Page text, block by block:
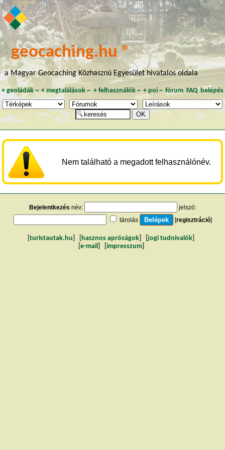
geocaching.hu ®
a Magyar Geocaching Közhasznú Egyesület hivatalos oldala
+geoládák~ + megtalálások ~ + felhasználók~ + poi~ fórum FAQ belépés
Nem található a megadott felhasználónév.
Bejelentkezés név:
jelszó:
tárolás
[regisztráció]
turistautak.hu hasznos apróságok jogi tudnivalók
e-mail impresszum]